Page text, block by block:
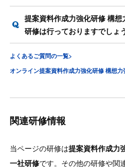
提案資料作成力強化研修 構
研修は行っておりますでしょ
よくあるご質問の一覧>
オンライン提案資料作成力強化研修 構想力
関連研修情報
当ページの研修は提案資料作成力
一社研修です。その他の研修や関